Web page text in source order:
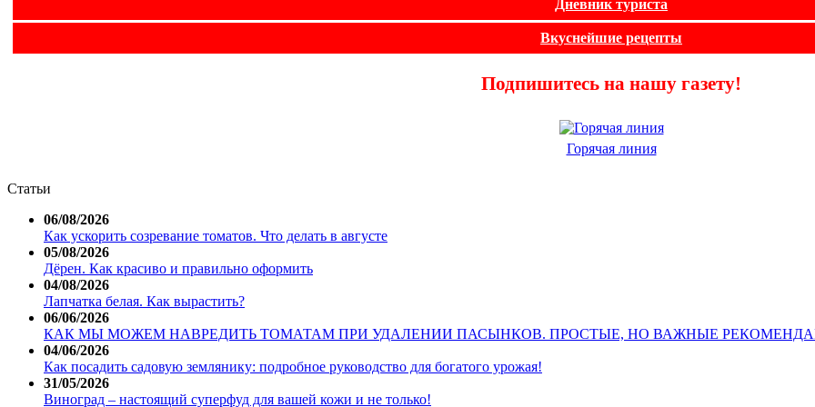
Дневник туриста
Вкуснейшие рецепты
Подпишитесь на нашу газету!
Горячая линия
Статьи
06/08/2026
Как ускорить созревание томатов. Что делать в августе
05/08/2026
Дёрен. Как красиво и правильно оформить
04/08/2026
Лапчатка белая. Как вырастить?
06/06/2026
КАК МЫ МОЖЕМ НАВРЕДИТЬ ТОМАТАМ ПРИ УДАЛЕНИИ ПАСЫНКОВ. ПРОСТЫЕ, НО ВАЖНЫЕ
04/06/2026
Как посадить садовую землянику: подробное руководство для богатого урожая!
31/05/2026
Виноград – настоящий суперфуд для вашей кожи и не только!